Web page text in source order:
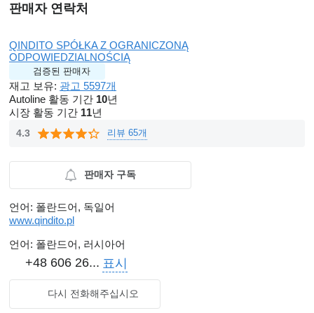
판매자 연락처
QINDITO SPÓŁKA Z OGRANICZONĄ
ODPOWIEDZIALNOŚCIĄ
검증된 판매자
재고 보유: 광고 5597개
Autoline 활동 기간 10년
시장 활동 기간 11년
4.3 리뷰 65개
판매자 구독
언어: 폴란드어, 독일어
www.qindito.pl
언어: 폴란드어, 러시아어
+48 606 26... 표시
다시 전화해주십시오